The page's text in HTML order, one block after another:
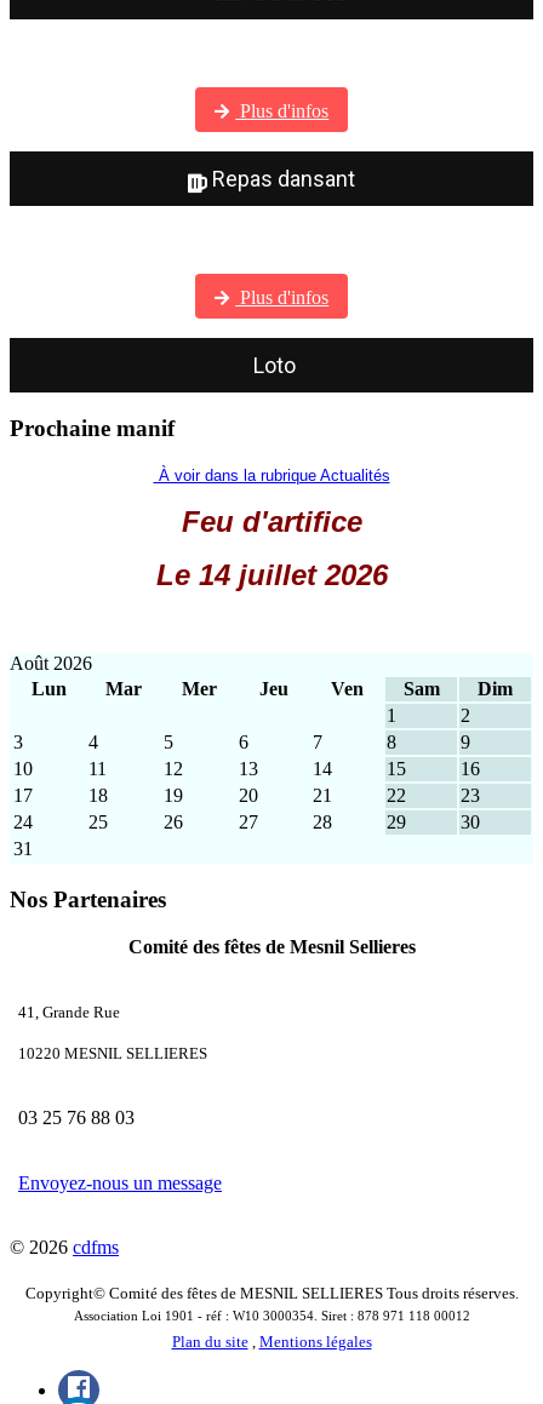
Plus d'infos
Repas dansant
Plus d'infos
Loto
Prochaine manif
À voir dans la rubrique Actualités
Feu d'artifice
Le 14 juillet 2026
Août 2026
Lun
Mar Mer Jeu Ven Sam
Dim
1
2
3
4 5 6 7 8
9
10
11 12 13 14 15
16
17
18 19 20 21 22
23
24
25 26 27 28 29
30
31
Nos Partenaires
Comité des fêtes de Mesnil Sellieres
41, Grande Rue
10220 MESNIL SELLIERES
03 25 76 88 03
Envoyez-nous un message
© 2026 cdfms
Copyright© Comité des fêtes de MESNIL SELLIERES Tous droits réserves.
Association Loi 1901 - réf : W10 3000354. Siret : 878 971 118 00012
Plan du site, Mentions légales